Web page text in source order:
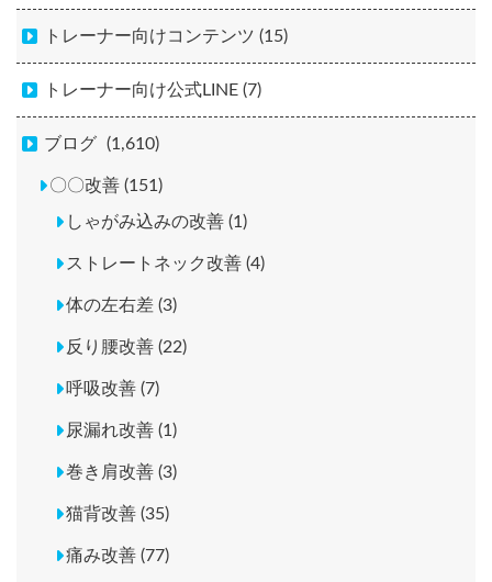
トレーナー向けコンテンツ (15)
トレーナー向け公式LINE (7)
ブログ (1,610)
〇〇改善 (151)
しゃがみ込みの改善 (1)
ストレートネック改善 (4)
体の左右差 (3)
反り腰改善 (22)
呼吸改善 (7)
尿漏れ改善 (1)
巻き肩改善 (3)
猫背改善 (35)
痛み改善 (77)